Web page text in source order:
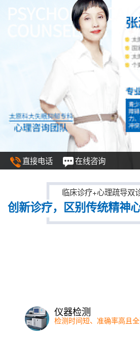
直接电话 在线咨询
临床诊疗+心理疏导双
创新诊疗，区别传统精神
仪器检测
检测时间短、准确率高且